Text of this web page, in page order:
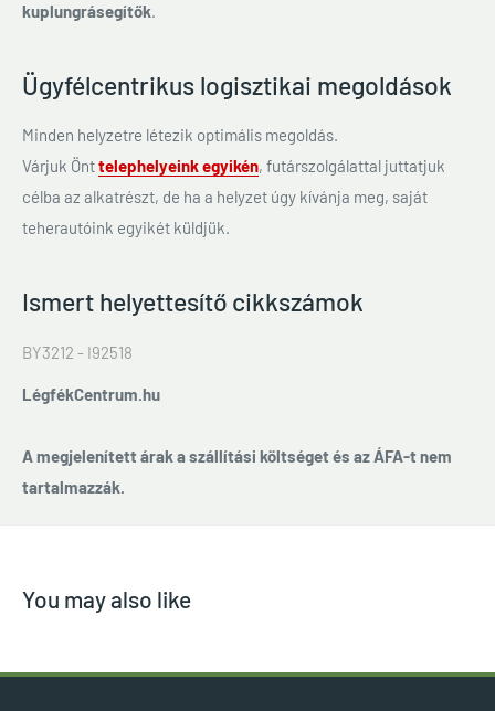
kuplungrásegítők.
Ügyfélcentrikus logisztikai megoldások
Minden helyzetre létezik optimális megoldás.
Várjuk Önttelephelyeink egyikén, futárszolgálattal juttatjuk
célba az alkatrészt, de ha a helyzet úgy kívánja meg, saját
teherautóink egyikét küldjük.
Ismert helyettesítő cikkszámok
BY3212 - I92518
LégfékCentrum.hu
A megjelenített árak a szállítási költséget és az ÁFA-t nem
tartalmazzák.
You may also like